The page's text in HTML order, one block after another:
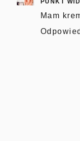
PUNKT
Mam